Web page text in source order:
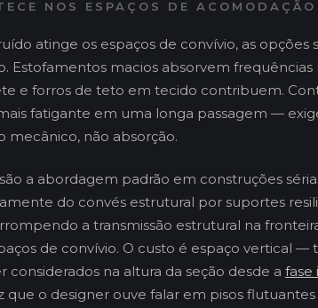
NOS ESPAÇOS DE ACOMODAÇÃO
atinge os espaços de convívio, as opções
Estofamentos macios absorvem frequências
e forros de teto em tecido contribuem.
fatigante em uma longa passagem —
mecânico, não absorção.
a abordagem padrão em construções
do convés estrutural por suportes
a transmissão estrutural na
de convívio. O custo é espaço vertical
considerados na altura da seção desde a fase
que o designer ouve falar em pisos